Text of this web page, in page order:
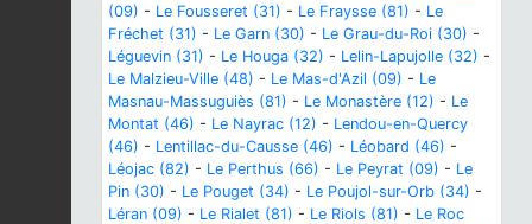
(09) - Le Fousseret (31) - Le Fraysse (81) - Le
Fréchet (31) - Le Garn (30) - Le Grau-du-Roi (30) -
Léguevin (31) - Le Houga (32) - Lelin-Lapujolle (32) -
Le Malzieu-Ville (48) - Le Mas-d'Azil (09) - Le
Masnau-Massuguiès (81) - Le Monastère (12) - Le
Montat (46) - Le Nayrac (12) - Lendou-en-Quercy
(46) - Lentillac-du-Causse (46) - Léobard (46) -
Léojac (82) - Le Perthus (66) - Le Peyrat (09) - Le
Pin (30) - Le Pouget (34) - Le Poujol-sur-Orb (34) -
Léran (09) - Le Rialet (81) - Le Riols (81) - Le Roc